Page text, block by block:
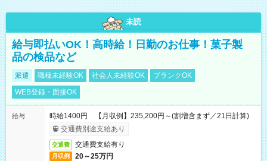
未読
給与即払いOK！高時給！日勤のお仕事！菓子製
品の検品など
派遣 職種未経験OK 社会人未経験OK
ブランクOK
WEB登録・面接OK
給与
時給1400円 【月収例】235,200円～(割増含まず／21日計算)
交通費別途支給あり
交通費 交通費支給有り
月収例 20～25万円